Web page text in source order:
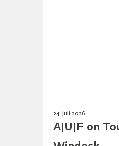
24. Juli 2026
A|U|F on